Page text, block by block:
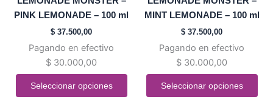
PINK LEMONADE – 100 ml
$ 37.500,00
Pagando en efectivo
$ 30.000,00
Seleccionar opciones
opciones
se
pueden
en
MINT LEMONADE – 100 ml
$ 37.500,00
Pagando en efectivo
$ 30.000,00
Seleccionar opciones
opciones
se
pueden
en